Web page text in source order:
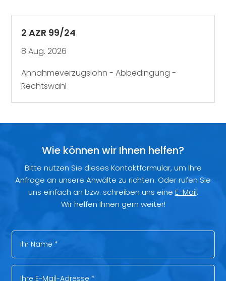
2 AZR 99/24
8 Aug. 2026
Annahmeverzugslohn - Abbedingung -
Rechtswahl
Wie können wir Ihnen helfen?
Bitte nutzen Sie dieses Kontaktformular, um Ihre
Anfrage an unsere Anwälte zu richten. Oder rufen Sie
uns einfach an bzw. schreiben uns eine E-Mail.
Wir helfen Ihnen gern weiter!